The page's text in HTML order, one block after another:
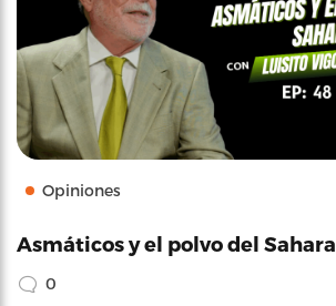
Opiniones
Asmáticos y el polvo del Sahara
0